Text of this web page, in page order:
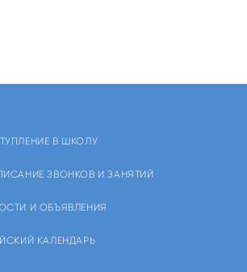
В ШКОЛУ
ЗВОНКОВ И ЗАНЯТИЙ
И ОБЪЯВЛЕНИЯ
КАЛЕНДАРЬ